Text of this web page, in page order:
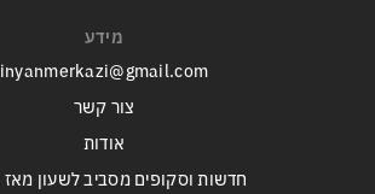
מידע
inyanmerkazi@gmail.com
צור קשר
אודות
חדשות וסקופים מסביב לשעון מאז 1999